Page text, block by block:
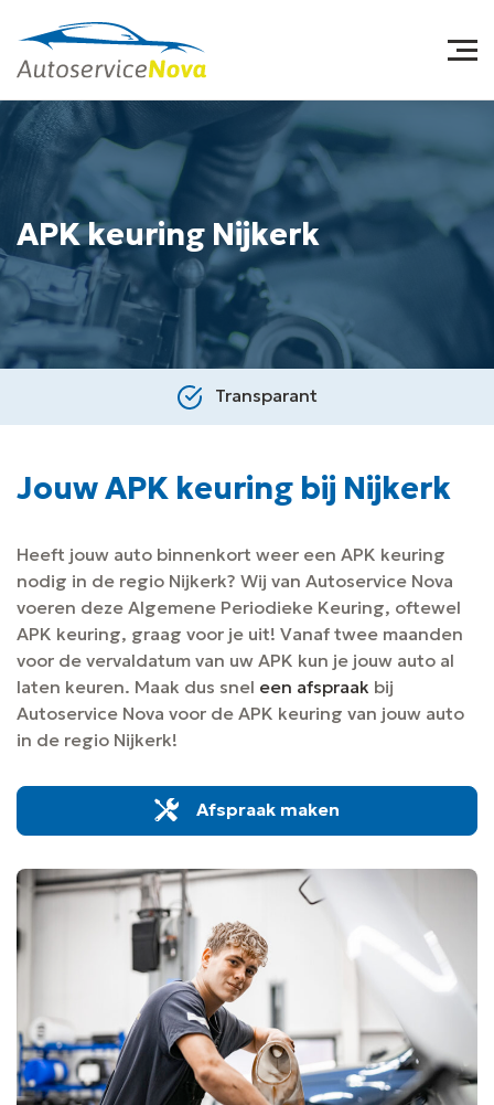
APK keuring Nijkerk
Transparant
Jouw APK keuring bij Nijkerk
Heeft jouw auto binnenkort weer een APK keuring
nodig in de regio Nijkerk? Wij van Autoservice Nova
voeren deze Algemene Periodieke Keuring, oftewel
APK keuring, graag voor je uit! Vanaf twee maanden
voor de vervaldatum van uw APK kun je jouw auto al
laten keuren. Maak dus snel een afspraak bij
Autoservice Nova voor de APK keuring van jouw auto
in de regio Nijkerk!
Afspraak maken